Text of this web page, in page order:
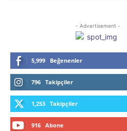
- Advertisement -
5,999 Beğenenler
796 Takipçiler
1,253 Takipçiler
916 Abone